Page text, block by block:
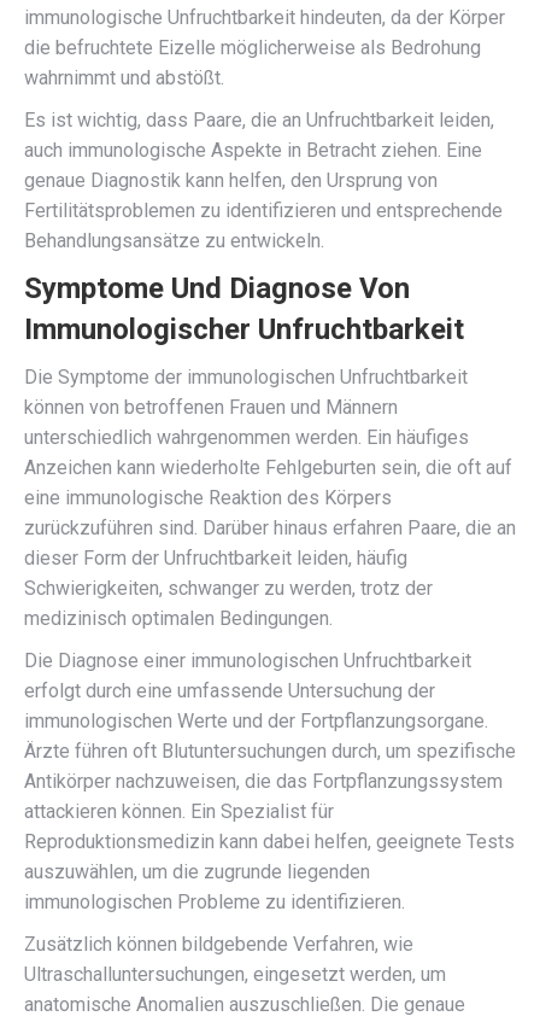
immunologische Unfruchtbarkeit hindeuten, da der Körper
die befruchtete Eizelle möglicherweise als Bedrohung
wahrnimmt und abstößt.
Es ist wichtig, dass Paare, die an Unfruchtbarkeit leiden,
auch immunologische Aspekte in Betracht ziehen. Eine
genaue Diagnostik kann helfen, den Ursprung von
Fertilitätsproblemen zu identifizieren und entsprechende
Behandlungsansätze zu entwickeln.
Symptome Und Diagnose Von
Immunologischer Unfruchtbarkeit
Die Symptome der immunologischen Unfruchtbarkeit
können von betroffenen Frauen und Männern
unterschiedlich wahrgenommen werden. Ein häufiges
Anzeichen kann wiederholte Fehlgeburten sein, die oft auf
eine immunologische Reaktion des Körpers
zurückzuführen sind. Darüber hinaus erfahren Paare, die an
dieser Form der Unfruchtbarkeit leiden, häufig
Schwierigkeiten, schwanger zu werden, trotz der
medizinisch optimalen Bedingungen.
Die Diagnose einer immunologischen Unfruchtbarkeit
erfolgt durch eine umfassende Untersuchung der
immunologischen Werte und der Fortpflanzungsorgane.
Ärzte führen oft Blutuntersuchungen durch, um spezifische
Antikörper nachzuweisen, die das Fortpflanzungssystem
attackieren können. Ein Spezialist für
Reproduktionsmedizin kann dabei helfen, geeignete Tests
auszuwählen, um die zugrunde liegenden
immunologischen Probleme zu identifizieren.
Zusätzlich können bildgebende Verfahren, wie
Ultraschalluntersuchungen, eingesetzt werden, um
anatomische Anomalien auszuschließen. Die genaue